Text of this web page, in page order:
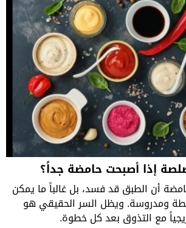
إذا أصبحت حامضة جداً؟
أن الطبق قد فسد، بل غالباً ما يمكن
ومدروسة. ويظل السر الحقيقي هو
مع التذوق بعد كل خطوة.